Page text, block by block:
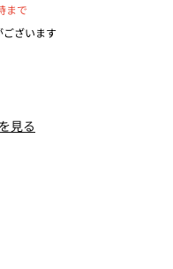
まで
ざいます
見る